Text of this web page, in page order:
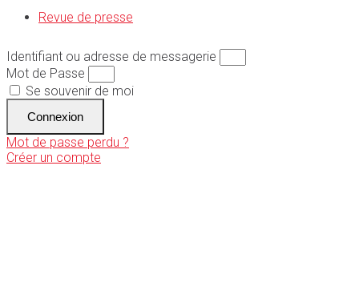
Revue de presse
Identifiant ou adresse de messagerie
Mot de Passe
Se souvenir de moi
Connexion
Mot de passe perdu ?
Créer un compte